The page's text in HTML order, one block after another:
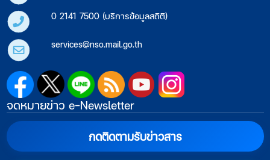
0 2141 7500 (บริการข้อมูลสถิติ)
services@nso.mail.go.th
จดหมายข่าว e-Newsletter
กดติดตามรับข่าวสาร